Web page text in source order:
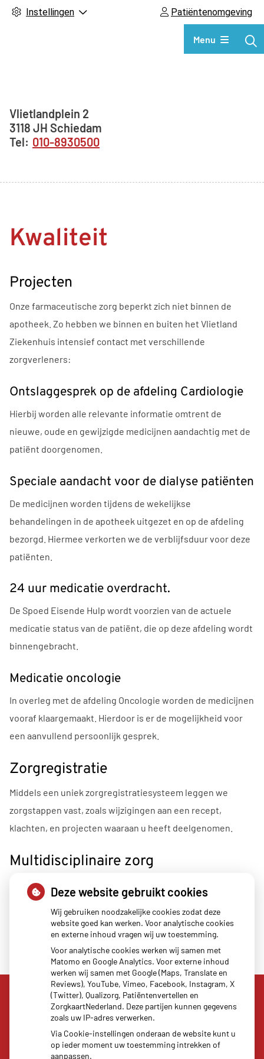
Instellingen Patiëntenomgeving
Hoofdmenu
Menu
Adresgegevens
Vlietlandplein 2
3118 JH Schiedam
010-8930500
Kwaliteit
Projecten
Onze farmaceutische zorg beperkt zich niet binnen de
apotheek. Zo hebben we binnen en buiten het Vlietland
Ziekenhuis intensief contact met verschillende
zorgverleners:
Ontslaggesprek op de afdeling Cardiologie
Hierbij worden alle relevante informatie omtrent de
nieuwe, oude en gewijzigde medicijnen aandachtig met de
patiënt doorgenomen.
Speciale aandacht voor de dialyse patiënten
De medicijnen worden tijdens de wekelijkse
behandelingen in de apotheek uitgezet en op de afdeling
bezorgd. Hiermee verkorten we de verblijfsduur voor deze
patiënten.
24 uur medicatie overdracht.
De Spoed Eisende Hulp wordt voorzien van de actuele
medicatie status van de patiënt, die op deze afdeling wordt
binnengebracht.
Medicatie oncologie
In overleg met de afdeling Oncologie worden de medicijnen
vooraf klaargemaakt. Hierdoor is er de mogelijkheid voor
een aanvullend persoonlijk gesprek.
Zorgregistratie
Middels een uniek zorgregistratiesysteem leggen we
zorgstappen vast, zoals wijzigingen aan een recept,
klachten, en projecten waaraan u heeft deelgenomen.
Multidisciplinaire zorg
Om de kwaliteit van onze zorg en service optimaal te
houden, heeft de apotheker intensief contact met
verschillende disciplines in het ziekenhuis.
Deze website gebruikt cookies
Wij gebruiken noodzakelijke cookies zodat deze
website goed kan werken. Voor analytische cookies
en externe inhoud vragen wij uw toestemming.
Voor analytische cookies werken wij samen met
Matomo en Google Analytics. Voor externe inhoud
werken wij samen met Google (Maps, Translate en
Reviews), YouTube, Vimeo, Facebook, Instagram, X
(Twitter), Qualizorg, Patiëntenvertellen en
ZorgkaartNederland. Deze partijen kunnen gegevens
zoals uw IP-adres verwerken.
Via Cookie-instellingen onderaan de website kunt u
op ieder moment uw toestemming intrekken of
aanpassen.